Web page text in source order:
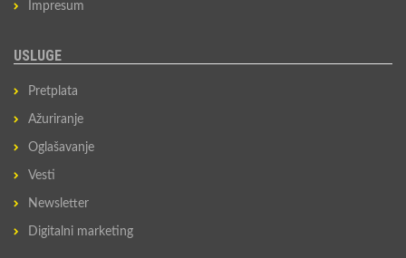
Impresum
USLUGE
Pretplata
Ažuriranje
Oglašavanje
Vesti
Newsletter
Digitalni marketing